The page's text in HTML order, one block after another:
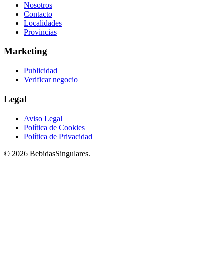
Nosotros
Contacto
Localidades
Provincias
Marketing
Publicidad
Verificar negocio
Legal
Aviso Legal
Política de Cookies
Política de Privacidad
© 2026 BebidasSingulares.